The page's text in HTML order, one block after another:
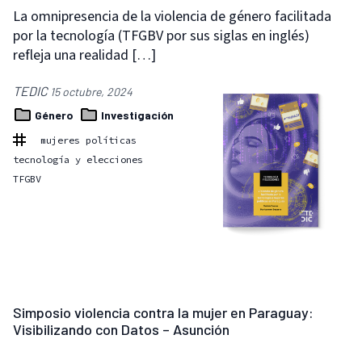
La omnipresencia de la violencia de género facilitada
por la tecnología (TFGBV por sus siglas en inglés)
refleja una realidad […]
TEDIC 15 octubre, 2024
Género
Investigación
mujeres políticas
tecnología y elecciones
TFGBV
Simposio violencia contra la mujer en Paraguay:
Visibilizando con Datos – Asunción